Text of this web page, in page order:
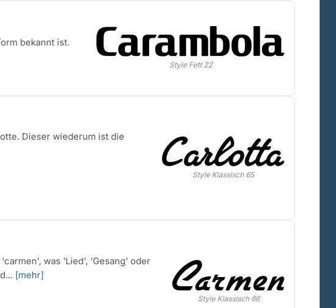
bekannt ist.
Style Fett 22
Dieser wiederum ist die
Style Klassisch 65
was 'Lied', 'Gesang' oder
[mehr]
Style Klassisch 66